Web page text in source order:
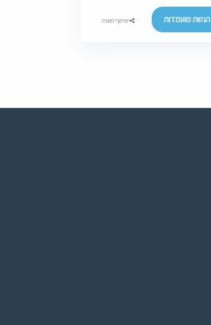
הגשת מועמדות שיתוף משרה